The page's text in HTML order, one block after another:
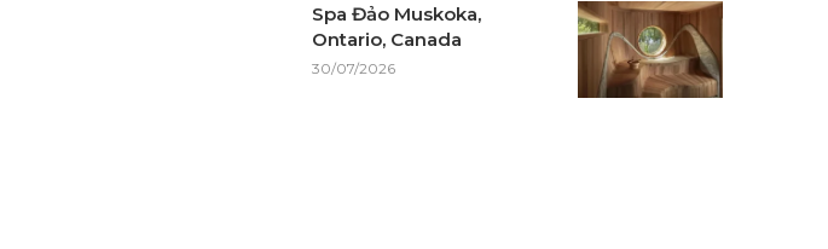
Spa Đảo Muskoka,
Ontario, Canada
30/07/2026